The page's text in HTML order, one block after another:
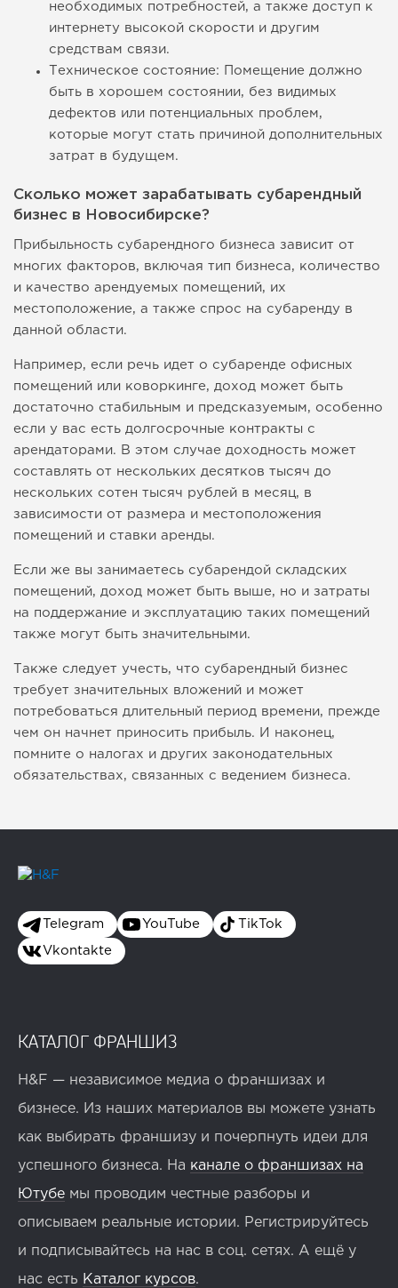
необходимых потребностей, а также доступ к
интернету высокой скорости и другим
средствам связи.
Техническое состояние: Помещение должно
быть в хорошем состоянии, без видимых
дефектов или потенциальных проблем,
которые могут стать причиной дополнительных
затрат в будущем.
Сколько может зарабатывать субарендный
бизнес в Новосибирске?
Прибыльность субарендного бизнеса зависит от
многих факторов, включая тип бизнеса, количество
и качество арендуемых помещений, их
местоположение, а также спрос на субаренду в
данной области.
Например, если речь идет о субаренде офисных
помещений или коворкинге, доход может быть
достаточно стабильным и предсказуемым, особенно
если у вас есть долгосрочные контракты с
арендаторами. В этом случае доходность может
составлять от нескольких десятков тысяч до
нескольких сотен тысяч рублей в месяц, в
зависимости от размера и местоположения
помещений и ставки аренды.
Если же вы занимаетесь субарендой складских
помещений, доход может быть выше, но и затраты
на поддержание и эксплуатацию таких помещений
также могут быть значительными.
Также следует учесть, что субарендный бизнес
требует значительных вложений и может
потребоваться длительный период времени, прежде
чем он начнет приносить прибыль. И наконец,
помните о налогах и других законодательных
обязательствах, связанных с ведением бизнеса.
Telegram YouTube TikTok
Vkontakte
КАТАЛОГ ФРАНШИЗ
H&F — независимое медиа о франшизах и
бизнесе. Из наших материалов вы можете узнать
как выбирать франшизу и почерпнуть идеи для
успешного бизнеса. На канале о франшизах на
Ютубе мы проводим честные разборы и
описываем реальные истории. Регистрируйтесь
и подписывайтесь на нас в соц. сетях. А ещё у
нас есть Каталог курсов.